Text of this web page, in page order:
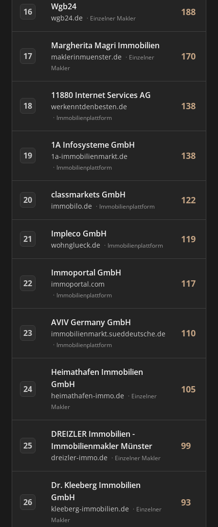
16 Wgb24
wgb24.de Einzelner Makler
188
17
Margherita Magri Immobilien
maklerinmuenster.de
Einzelner
Makler
170
18
11880 Internet Services AG
werkenntdenbesten.de
Immobilienplattform
138
19
1A Infosysteme GmbH
1a-immobilienmarkt.de
Immobilienplattform
138
20 classmarkets GmbH
immobilo.de Immobilienplattform
122
21 Impleco GmbH
wohnglueck.de Immobilienplattform
119
22
Immoportal GmbH
immoportal.com
Immobilienplattform
117
23
AVIV Germany GmbH
immobilienmarkt.sueddeutsche.de
Immobilienplattform
110
24
Heimathafen Immobilien
GmbH
heimathafen-immo.de
Einzelner
Makler
105
25
DREIZLER Immobilien -
Immobilienmakler Münster
dreizler-immo.de Einzelner Makler
99
26
Dr. Kleeberg Immobilien
GmbH
kleeberg-immobilien.de
Einzelner
Makler
93